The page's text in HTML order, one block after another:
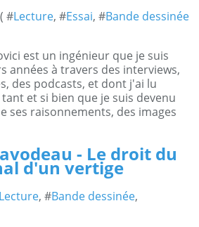
#Lecture, #Essai, #Bande dessinée
est un ingénieur que je suis
années à travers des interviews,
des podcasts, et dont j'ai lu
et si bien que je suis devenu
ses raisonnements, des images
- Le droit du
d'un vertige
Lecture, #Bande dessinée,